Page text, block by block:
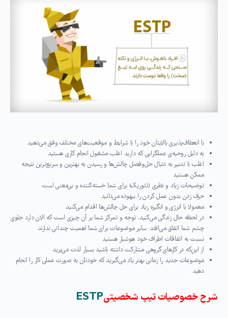
با انعطاف‌پذیری بالا‌یتان خود را با شرایط و موقعیت‌های مختلف وفق می‌دهید
به دلیل روحیه‌ی عملگرایی که دارید اغلب مشغول انجام کاری هستید
اغلب با تدبیر به دنبال حل‌وفصل چالش‌ها و رسیدن به بهترین و سریع‌ترین نتیجه
ممکن هستید
توضیحات زیاد و نظری (تئوریک) برای شما خسته‌کننده و بی‌معنی است
حرف زدن بدون عمل کردن را بیهوده می‌دانید
معمولا با انرژی و انگیزه زیاد برای حل چالش‌ها اقدام می‌کنید
در لحظه‌ حال زندگی می‌کنید، توجه و تمرکز شما بر آن چیزی است که الان دارد جلوی
چشم شما اتفاق می‌افتد. سایر موضوعات برای شما اهمیت چندانی ندارند
نسبت به اتفاقات اطراف خود هوشیار هستید
از این‌که در کارهای گروهی مشارکت داشته باشید بسیار لذت می‌برید
موضوعات جدید را زمانی بهتر یاد می‌گیرید که خودتان به صورت عملی کار را انجام
دهید
شرح خصوصیات تیپ شخصیتیESTP